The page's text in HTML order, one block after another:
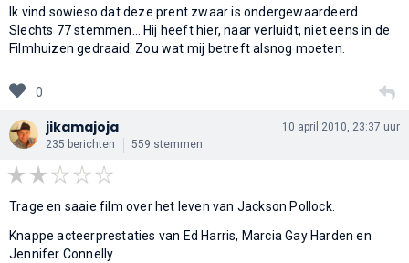
Ik vind sowieso dat deze prent zwaar is ondergewaardeerd.
Slechts 77 stemmen… Hij heeft hier, naar verluidt, niet eens in de
Filmhuizen gedraaid. Zou wat mij betreft alsnog moeten.
0
jikamajoja
235 berichten 559 stemmen
10 april 2010, 23:37 uur
Trage en saaie film over het leven van Jackson Pollock.
Knappe acteerprestaties van Ed Harris, Marcia Gay Harden en
Jennifer Connelly.